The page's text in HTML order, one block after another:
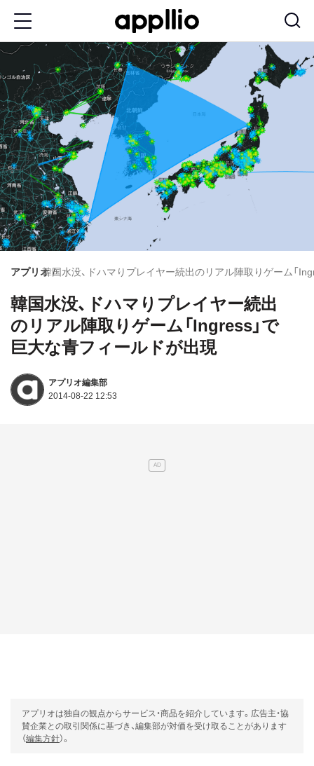
ン
コ
ン
テ
ン
ツ
に
移
動
アプリオ韓国水没、ドハマりプレイヤー続出のリアル陣取りゲーム「
韓国水没、ドハマりプレイヤー続出
のリアル陣取りゲーム「Ingress」で
巨大な青フィールドが出現
アプリオ編集部
2014-08-22 12:53
アプリオは独自の観点からサービス・商品を紹介しています。広告主・協
賛企業との取引関係に基づき、編集部が対価を受け取ることがあります
（編集方針）。